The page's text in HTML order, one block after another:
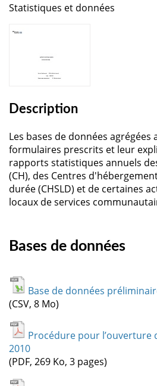
Statistiques et données
Description
Les bases de données agrégées
formulaires prescrits et leur
rapports statistiques annuels
(CH), des Centres
durée (CHSLD) et de certaines
locaux de services
Bases de données
Base de données
(CSV, 8 Mo)
Procédure pour l’ouverture
2010
(PDF, 269 Ko, 3 pages)